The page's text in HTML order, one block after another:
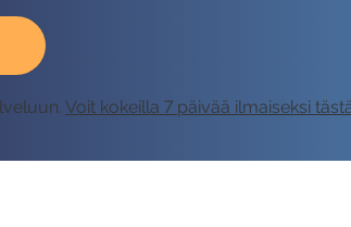
Voit kokeilla 7 päivää ilmaiseksi